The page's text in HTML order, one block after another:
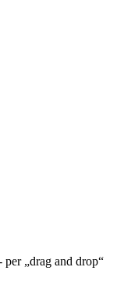
„drag and drop“